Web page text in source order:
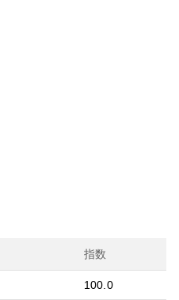
指数
100.0